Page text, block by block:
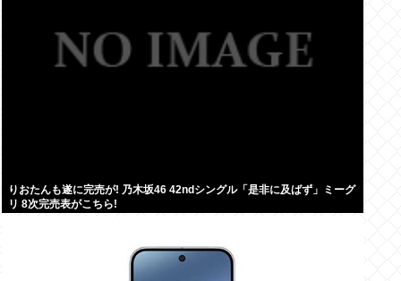
りおたんも遂に完売が! 乃木坂46 42ndシングル「是非に及ばず」ミーグ
リ 8次完売表がこちら!